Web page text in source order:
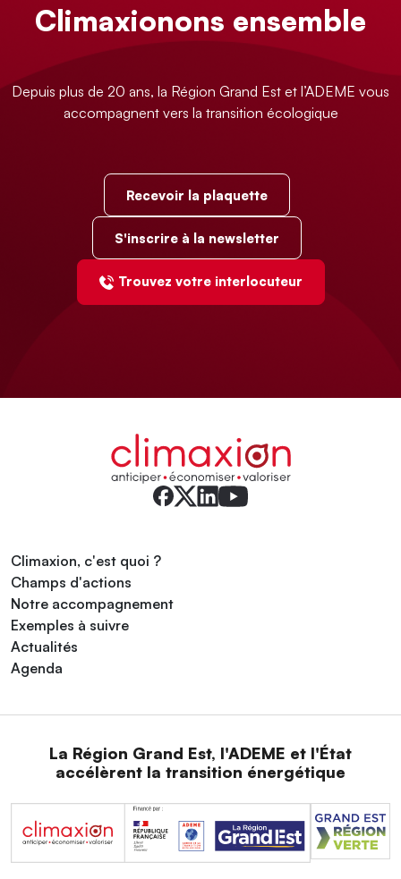
Climaxionons ensemble
Depuis plus de 20 ans, la Région Grand Est et l’ADEME vous
accompagnent vers la transition écologique
Recevoir la plaquette
S'inscrire à la newsletter
Trouvez votre interlocuteur
Climaxion, c'est quoi ?
Champs d'actions
Notre accompagnement
Exemples à suivre
Actualités
Agenda
La Région Grand Est, l'ADEME et l'État
accélèrent la transition énergétique